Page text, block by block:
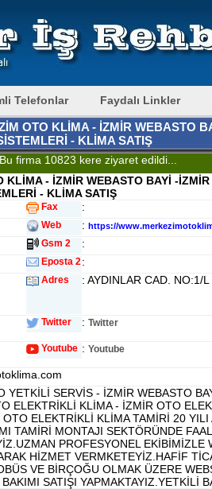
Telefonlar Faydalı Linkler
OTO KLİMA - İZMİR WEBASTO
- KLİMA SATIŞ
Bu firma 10823 kere ziyaret edildi...
KLİMA - İZMİR WEBASTO BAYİ -
- KLİMA SATIŞ
Fax :
Web : https://
Gsm 2 :
Eposta 2:
Adres : AYDINLAR CAD. NO:1/
Twitter : Twitter
Youtube : Youtube
YETKİLİ SERVİS - İZMİR WEBASTO
ELEKTRİKLİ KLİMA - İZMİR OTO
ELEKTRİKLİ KLİMA TAMİRİ 20 YILI
TAMİRİ MONTAJI SEKTÖRÜNDE
PROFESYONEL EKİBİMİZLE
HİZMET VERMKETEYİZ.HAFİF
VE BİRÇOĞU OLMAK ÜZERE
SATIŞI YAPMAKTAYIZ.YETKİLİ